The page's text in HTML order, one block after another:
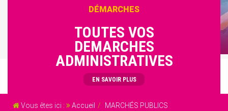
DÉMARCHES
TOUTES VOS
DEMARCHES
ADMINISTRATIVES
EN SAVOIR PLUS
Vous êtes ici : Accueil
MARCHÉS PUBLICS